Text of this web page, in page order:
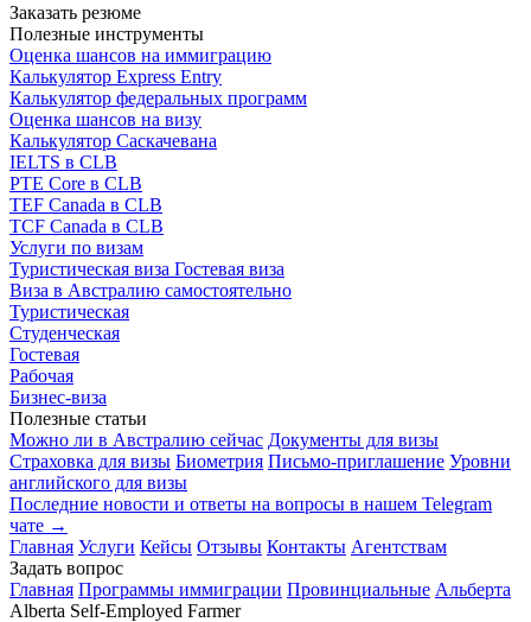
Заказать резюме
Полезные инструменты
Оценка шансов на иммиграцию
Калькулятор Express Entry
Калькулятор федеральных программ
Оценка шансов на визу
Калькулятор Саскачевана
IELTS в CLB
PTE Core в CLB
TEF Canada в CLB
TCF Canada в CLB
Услуги по визам
Туристическая виза Гостевая виза
Виза в Австралию самостоятельно
Туристическая
Студенческая
Гостевая
Рабочая
Бизнес-виза
Полезные статьи
Можно ли в Австралию сейчас Документы для визы
Страховка для визы Биометрия Письмо-приглашение Уровни
английского для визы
Последние новости и ответы на вопросы в нашем Telegram
чате →
Главная Услуги Кейсы Отзывы Контакты Агентствам
Задать вопрос
Главная Программы иммиграции Провинциальные Альберта
Alberta Self-Employed Farmer